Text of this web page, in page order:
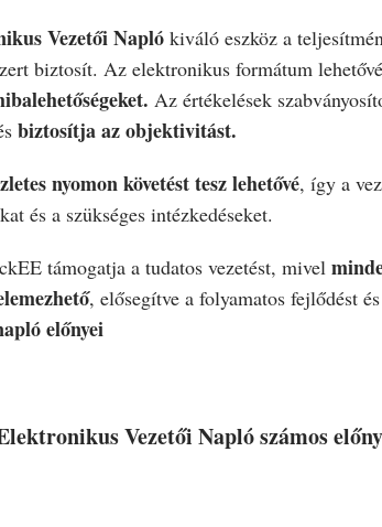
Vezetői Naplókiváló eszköz a
biztosít. Az elektronikus formátum
Az értékelések
biztosítja az objektivitást.
nyomon követést tesz lehetővé, így a
és a szükséges intézkedéseket.
támogatja a tudatos vezetést, mivel
, elősegítve a folyamatos fejlődést
előnyei
Vezetői Napló számos